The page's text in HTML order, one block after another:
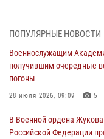
27 июля 2026, 14:49 7
Военная академия
23 июля 2026, 04:51
Курсант Военной
22 июля 2026, 09:41
ПОПУЛЯРНЫЕ НОВОСТИ
Военнослужащим
получившим очередные
погоны
28 июля 2026, 09:09 5
В Военной ордена
Российской Федерации